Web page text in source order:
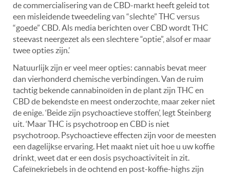
de commercialisering van de CBD-markt heeft geleid tot
een misleidende tweedeling van “slechte” THC versus
“goede” CBD. Als media berichten over CBD wordt THC
steevast neergezet als een slechtere “optie”, alsof er maar
twee opties zijn.’
Natuurlijk zijn er veel meer opties: cannabis bevat meer
dan vierhonderd chemische verbindingen. Van de ruim
tachtig bekende cannabinoïden in de plant zijn THC en
CBD de bekendste en meest onderzochte, maar zeker niet
de enige. ‘Beide zijn psychoactieve stoffen’, legt Steinberg
uit. ‘Maar THC is psychotroop en CBD is niet
psychotroop. Psychoactieve effecten zijn voor de meesten
een dagelijkse ervaring. Het maakt niet uit hoe u uw koffie
drinkt, weet dat er een dosis psychoactiviteit in zit.
Cafeïnekriebels in de ochtend en post-koffie-highs zijn